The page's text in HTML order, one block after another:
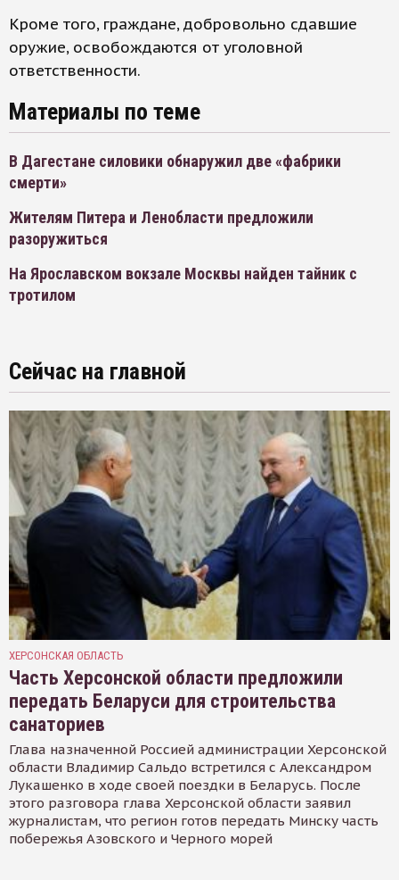
Кроме того, граждане, добровольно сдавшие
оружие, освобождаются от уголовной
ответственности.
Материалы по теме
В Дагестане силовики обнаружил две «фабрики
смерти»
Жителям Питера и Ленобласти предложили
разоружиться
На Ярославском вокзале Москвы найден тайник с
тротилом
Сейчас на главной
ХЕРСОНСКАЯ ОБЛАСТЬ
Часть Херсонской области предложили
передать Беларуси для строительства
санаториев
Глава назначенной Россией администрации Херсонской
области Владимир Сальдо встретился с Александром
Лукашенко в ходе своей поездки в Беларусь. После
этого разговора глава Херсонской области заявил
журналистам, что регион готов передать Минску часть
побережья Азовского и Черного морей